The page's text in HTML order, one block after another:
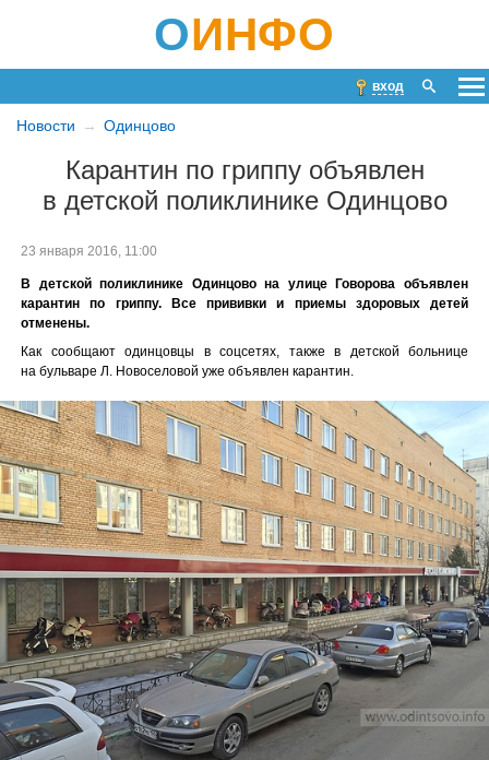
ОИНФО
вход
Новости Одинцово
Карантин по гриппу объявлен
в детской поликлинике Одинцово
23 января 2016, 11:00
В детской поликлинике Одинцово на улице Говорова объявлен
карантин по гриппу. Все прививки и приемы здоровых детей
отменены.
Как сообщают одинцовцы в соцсетях, также в детской больнице
на бульваре Л. Новоселовой уже объявлен карантин.